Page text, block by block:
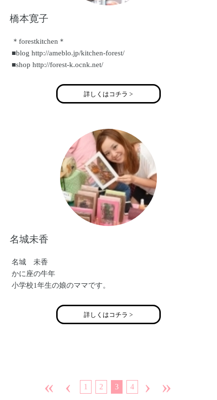
橋本寛子
＊forestkitchen＊
■blog http://ameblo.jp/kitchen-forest/
■shop http://forest-k.ocnk.net/
詳しくはコチラ >
名城未香
名城 未香
かに座の牛年
小学校1年生の娘のママです。
詳しくはコチラ >
« ‹ 1 2 3 4 › »